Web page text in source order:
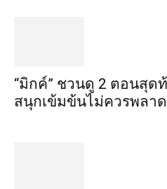
“มิกค์” ชวนดู 2 ตอนสุด
สนุกเข้มข้นไม่ควรพลา